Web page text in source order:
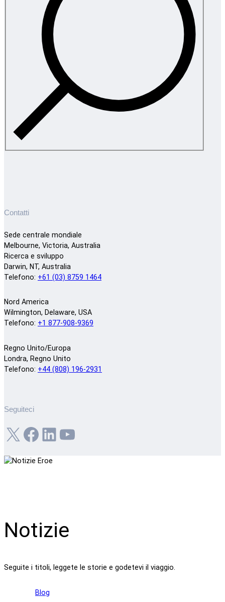
Contatti
Sede centrale mondiale
Melbourne, Victoria, Australia
Ricerca e sviluppo
Darwin, NT, Australia
Telefono: +61 (03) 8759 1464
Nord America
Wilmington, Delaware, USA
Telefono: +1 877-908-9369
Regno Unito/Europa
Londra, Regno Unito
Telefono: +44 (808) 196-2931
Seguiteci
X Facebook LinkedIn YouTube
Notizie
Seguite i titoli, leggete le storie e godetevi il viaggio.
Blog